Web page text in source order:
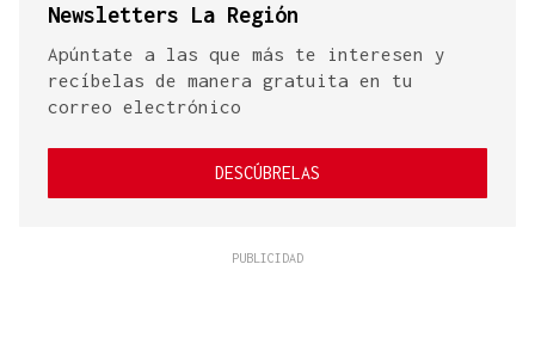
Newsletters La Región
Apúntate a las que más te interesen y
recíbelas de manera gratuita en tu
correo electrónico
DESCÚBRELAS